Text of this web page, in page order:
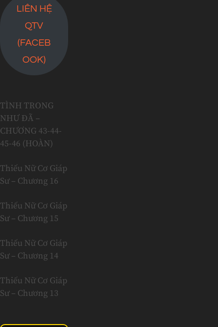
LIÊN HỆ
QTV
(FACEB
OOK)
TÌNH TRONG
NHƯ ĐÃ –
CHƯƠNG 43-44-
45-46 (HOÀN)
Thiếu Nữ Cơ Giáp
Sư – Chương 16
Thiếu Nữ Cơ Giáp
Sư – Chương 15
Thiếu Nữ Cơ Giáp
Sư – Chương 14
Thiếu Nữ Cơ Giáp
Sư – Chương 13